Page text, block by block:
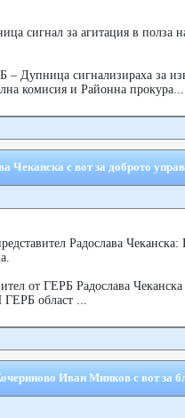
сигнал за агитация в полза
Дупница сигнализираха за
комисия и Районна прокура...
Чеканска с вот за доброто
Радослава
от ГЕРБ Радослава
ГЕРБ област ...
Иван Минков с вот за